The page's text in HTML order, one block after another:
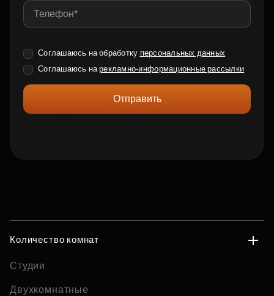
Соглашаюсь на обработку персональных данных
Соглашаюсь нарекламно-информационные рассылки
Отправить
Количество комнат
Студии
Двухкомнатные